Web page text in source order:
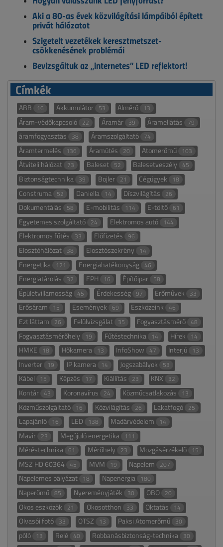
Aki a 80-as évek közvilágítási lámpáiból épített
privát hálózatot
Szigetelt vezetékek keresztmetszet-
csökkenésének problémái
Bevizsgáltuk az „internetes” LED reflektort!
Címkék
ABB 16 Akkumulátor 53 Almérő 13
Áram-védőkapcsoló 22 Áramár 39 Áramellátás 79
áramfogyasztás 38 Áramszolgáltató 74
Áramtermelés 136 Áramütés 20 Atomerőmű 103
Átviteli hálózat 73 Baleset 52 Balesetveszély 45
Biztonságtechnika 39 Bojler 21 Cégügyek 18
Construma 52 Daniella 14 Díszvilágítás 26
Dokumentálás 58 E-mobilitás 114 E-töltő 61
Egyetemes szolgáltató 24 Elektromos autó 144
Elektromos fűtés 33 Előfizetés 96
Elosztóhálózat 38 Elosztószekrény 14
Energetika 121 Energiahatékonyság 46
Energiatárolás 32 EPH 16 Építőipar 58
Épületvillamosság 45 Érdekesség 97 Erőművek 33
Erősáram 15 Események 69 Eszközeink 46
Ezt láttam 26 Felülvizsgálat 35 Fogyasztásmérő 48
Fogyasztásmérőhely 19 Fűtéstechnika 14 Hírek 14
HMKE 18 Hőkamera 13 InfoShow 47 Interjú 13
Inverter 19 IP kamera 14 Jogszabályok 53
Kábel 15 Képzés 17 Kiállítás 23 KNX 32
Kontár 43 Koronavírus 24 Közműcsatlakozás 13
Közműszolgáltató 16 Közvilágítás 26 Lakatfogó 25
Lapajánló 16 LED 138 Madárvédelem 14
Mavir 23 Megújuló energetika 111
Méréstechnika 61 Mérőhely 23 Mozgásérzékelő 15
MSZ HD 60364 45 MVM 19 Napelem 207
Napelemes pályázat 18 Napenergia 180
Naperőmű 85 Nyereményjáték 30 OBO 20
Okos eszközök 21 Okosotthon 33 Oktatás 14
Olvasói fotó 33 OTSZ 13 Paksi Atomerőmű 30
póló 13 Relé 40 Robbanásbiztonság-technika 30